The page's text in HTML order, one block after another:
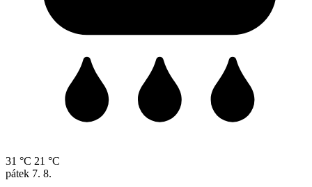
31 °C 21 °C
pátek 7. 8.